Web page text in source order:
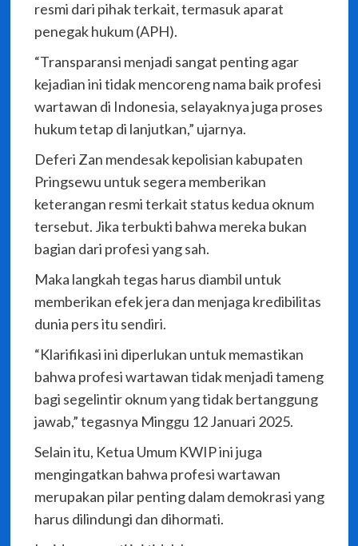
resmi dari pihak terkait, termasuk aparat
penegak hukum (APH).
“Transparansi menjadi sangat penting agar
kejadian ini tidak mencoreng nama baik profesi
wartawan di Indonesia, selayaknya juga proses
hukum tetap di lanjutkan,” ujarnya.
Deferi Zan mendesak kepolisian kabupaten
Pringsewu untuk segera memberikan
keterangan resmi terkait status kedua oknum
tersebut. Jika terbukti bahwa mereka bukan
bagian dari profesi yang sah.
Maka langkah tegas harus diambil untuk
memberikan efek jera dan menjaga kredibilitas
dunia pers itu sendiri.
“Klarifikasi ini diperlukan untuk memastikan
bahwa profesi wartawan tidak menjadi tameng
bagi segelintir oknum yang tidak bertanggung
jawab,” tegasnya Minggu 12 Januari 2025.
Selain itu, Ketua Umum KWIP ini juga
mengingatkan bahwa profesi wartawan
merupakan pilar penting dalam demokrasi yang
harus dilindungi dan dihormati.